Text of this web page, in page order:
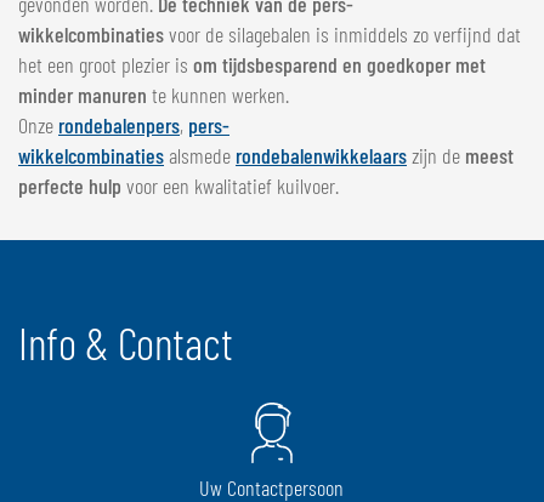
wikkelcombinatiesvoor de silagebalen is inmiddels zo verfijnd dat
het een groot plezier is om tijdsbesparend en goedkoper met
minder manuren te kunnen werken.
Onze rondebalenpers, pers-
wikkelcombinaties alsmede rondebalenwikkelaarszijn de meest
perfecte hulp voor een kwalitatief kuilvoer.
Info & Contact
Uw Contactpersoon